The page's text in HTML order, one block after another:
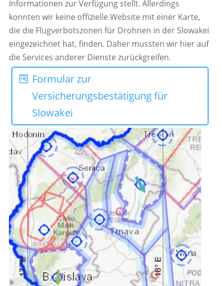
Informationen zur Verfügung stellt. Allerdings
konnten wir keine offizielle Website mit einer Karte,
die die Flugverbotszonen für Drohnen in der Slowakei
eingezeichnet hat, finden. Daher mussten wir hier auf
die Services anderer Dienste zurückgreifen.
Formular zur
Versicherungsbestätigung für
Slowakei